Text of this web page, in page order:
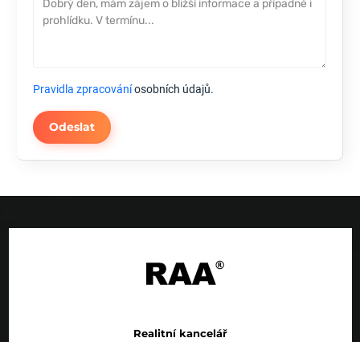
Pravidla zpracováníosobních údajů.
Odeslat
Realitní kancelář